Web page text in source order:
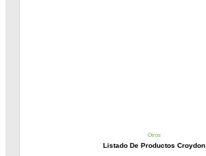
Otros
Listado De Productos Croydon